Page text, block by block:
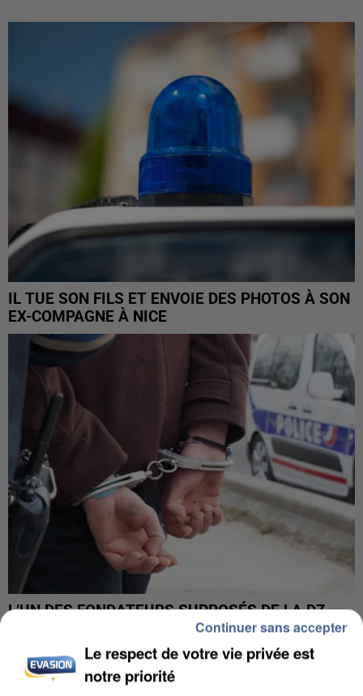
IL TUE SON FILS ET ENVOIE DES PHOTOS À SON
EX-COMPAGNE À NICE
L’UN DES FONDATEURS SUPPOSÉS DE LA DZ
MAFIA INTERPELLÉ EN ALGÉRIE
Le respect de votre vie privée est
notre priorité
Continuer sans accepter